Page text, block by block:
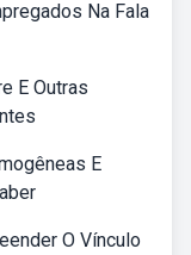
Na Fala
E Outras
E
O Vínculo